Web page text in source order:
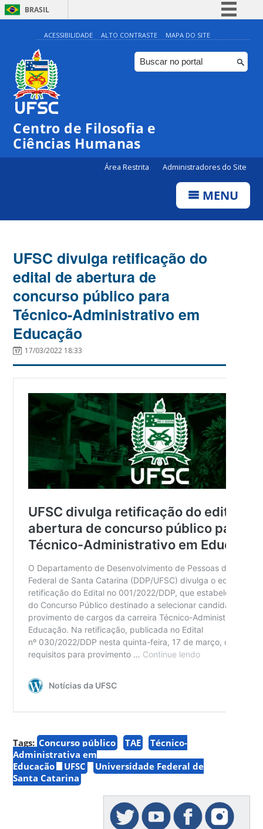
BRASIL
Simplifique!
Comunica BR
Participe
ACESSIBILIDADE ALTO CONTRASTE MAPA DO SITE
Centro de Filosofia e
Ciências Humanas
Área Restrita Administradores do Site
MENU
UFSC divulga retificação do
edital de abertura de
concurso público para
Técnico-Administrativo em
Educação
17/03/2022 18:33
Tags: Concurso público TAE
Técnico-
Administrativa em
Educação
UFSC
Universidade Federal de
Santa Catarina